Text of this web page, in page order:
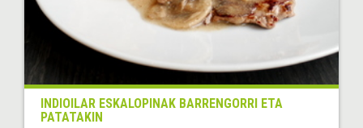
INDIOILAR ESKALOPINAK BARRENGORRI ETA
PATATAKIN